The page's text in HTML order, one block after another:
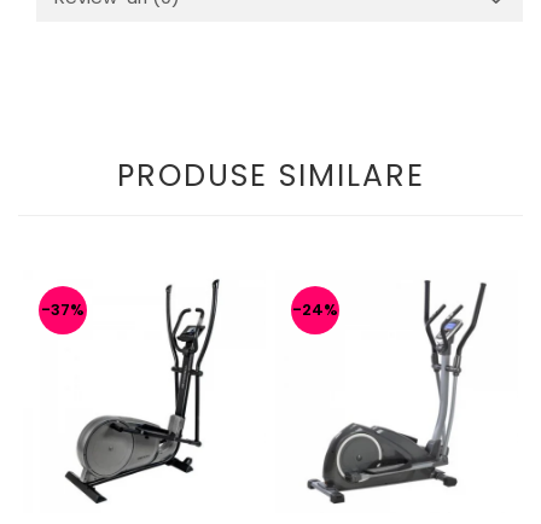
PRODUSE SIMILARE
-37% -24%